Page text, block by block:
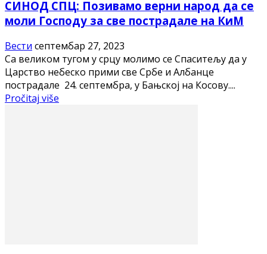
СИНОД СПЦ: Позивамо верни народ да се
моли Господу за све пострадале на КиМ
Вести септембар 27, 2023
Са великом тугом у срцу молимо се Спаситељу да у
Царство небеско прими све Србе и Албанце
пострадале 24. септембра, у Бањској на Косову....
Pročitaj više